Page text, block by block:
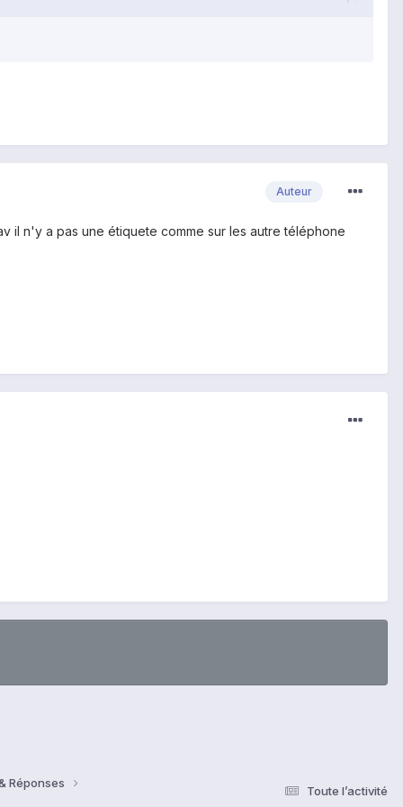
Auteur
il n'y a pas une étiquete comme sur les autre téléphone
Toute l’activité
Réponses